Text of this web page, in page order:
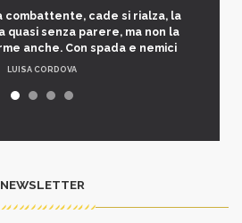
combattente, cade si rialza, la
quasi senza parere, ma non la
anche. Con spada e nemici
LUISA CORDOVA
NEWSLETTER